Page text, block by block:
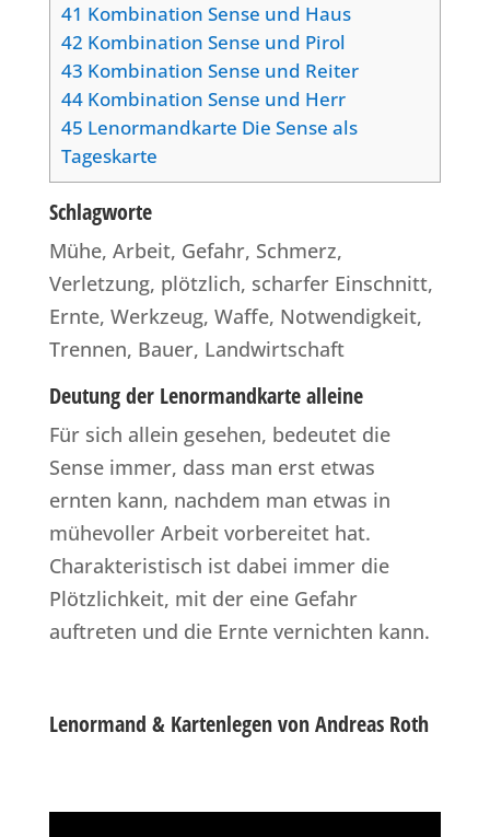
41 Kombination Sense und Haus
42 Kombination Sense und Pirol
43 Kombination Sense und Reiter
44Kombination Sense und Herr
45 Lenormandkarte Die Sense als
Tageskarte
Schlagworte
Mühe, Arbeit, Gefahr, Schmerz,
Verletzung, plötzlich, scharfer Einschnitt,
Ernte, Werkzeug, Waffe, Notwendigkeit,
Trennen, Bauer, Landwirtschaft
Deutung der Lenormandkarte alleine
Für sich allein gesehen, bedeutet die
Sense immer, dass man erst etwas
ernten kann, nachdem man etwas in
mühevoller Arbeit vorbereitet hat.
Charakteristisch ist dabei immer die
Plötzlichkeit, mit der eine Gefahr
auftreten und die Ernte vernichten kann.
Lenormand & Kartenlegen von Andreas Roth